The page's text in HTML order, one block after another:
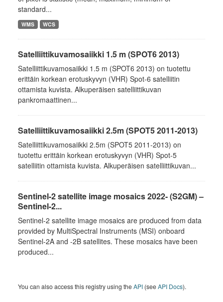
standard...
WMS WCS
Satelliittikuvamosaiikki 1.5 m (SPOT6 2013)
Satelliittikuvamosaiikki 1.5 m (SPOT6 2013) on tuotettu
erittäin korkean erotuskyvyn (VHR) Spot-6 satelliitin
ottamista kuvista. Alkuperäisen satelliittikuvan
pankromaattinen...
Satelliittikuvamosaiikki 2.5m (SPOT5 2011-2013)
Satelliittikuvamosaiikki 2.5m (SPOT5 2011-2013) on
tuotettu erittäin korkean erotuskyvyn (VHR) Spot-5
satelliitin ottamista kuvista. Alkuperäisen satelliittikuvan...
Sentinel-2 satellite image mosaics 2022- (S2GM) –
Sentinel-2...
Sentinel-2 satellite image mosaics are produced from data
provided by MultiSpectral Instruments (MSI) onboard
Sentinel-2A and -2B satellites. These mosaics have been
produced...
You can also access this registry using theAPI (seeAPI Docs).